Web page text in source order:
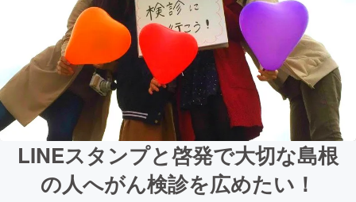
LINEスタンプと啓発で大切な島根
の人へがん検診を広めたい！